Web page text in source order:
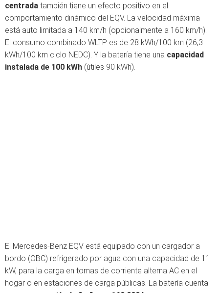
centrada también tiene un efecto positivo en el
comportamiento dinámico del EQV. La velocidad máxima
está auto limitada a 140 km/h (opcionalmente a 160 km/h).
El consumo combinado WLTP es de 28 kWh/100 km (26,3
kWh/100 km ciclo NEDC). Y la batería tiene una capacidad
instalada de 100 kWh (útiles 90 kWh).
El Mercedes-Benz EQV está equipado con un cargador a
bordo (OBC) refrigerado por agua con una capacidad de 11
kW, para la carga en tomas de corriente alterna AC en el
hogar o en estaciones de carga públicas. La batería cuenta